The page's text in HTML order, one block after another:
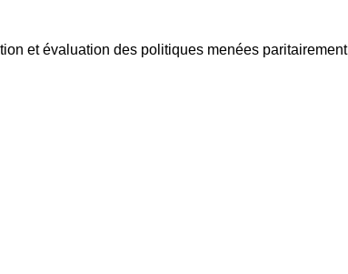
et évaluation des politiques menées paritairement